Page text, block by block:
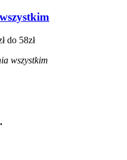
do 58zł
wszystkim